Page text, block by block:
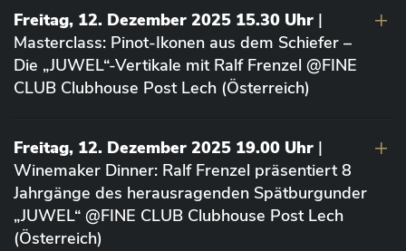
Freitag, 12. Dezember 2025 15.30 Uhr |
Masterclass: Pinot-Ikonen aus dem Schiefer –
Die „JUWEL“-Vertikale mit Ralf Frenzel @FINE
CLUB Clubhouse Post Lech (Österreich)
Freitag, 12. Dezember 2025 19.00 Uhr |
Winemaker Dinner: Ralf Frenzel präsentiert 8
Jahrgänge des herausragenden Spätburgunder
„JUWEL“ @FINE CLUB Clubhouse Post Lech
(Österreich)